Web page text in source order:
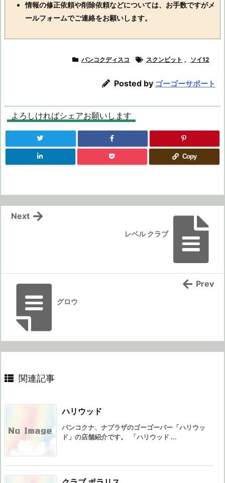
情報の修正依頼や削除依頼などについては、お手数ですがメ
ールフォームでご連絡をお願いします。
バンコクディスコ スクンビット , ソイ12
Posted by ゴーゴーサポート
よろしければシェアお願いします
Copy
レベル クラブ
Next
グロウ
Prev
関連記事
ハリウッド
バンコクナ、ナプラザのゴーゴーバー「ハリウッ
ド」の店舗紹介です。 「ハリウッド ...